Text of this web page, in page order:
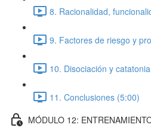
8. Racionalidad,
9. Factores de riesgo y
10. Disociación y
11. Conclusiones (5:00)
MÓDULO 12: